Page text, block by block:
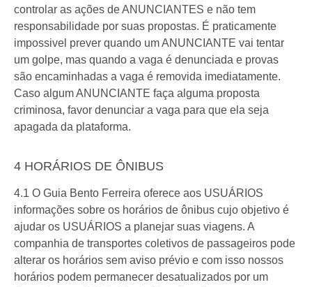
controlar as ações de ANUNCIANTES e não tem
responsabilidade por suas propostas. É praticamente
impossivel prever quando um ANUNCIANTE vai tentar
um golpe, mas quando a vaga é denunciada e provas
são encaminhadas a vaga é removida imediatamente.
Caso algum ANUNCIANTE faça alguma proposta
criminosa, favor denunciar a vaga para que ela seja
apagada da plataforma.
4 HORÁRIOS DE ÔNIBUS
4.1 O Guia Bento Ferreira oferece aos USUÁRIOS
informações sobre os horários de ônibus cujo objetivo é
ajudar os USUÁRIOS a planejar suas viagens. A
companhia de transportes coletivos de passageiros pode
alterar os horários sem aviso prévio e com isso nossos
horários podem permanecer desatualizados por um